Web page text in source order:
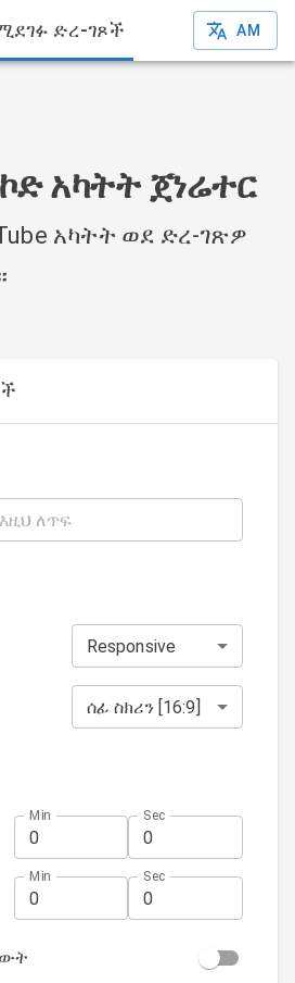
ድረ-ገጾች AM
ኮድ አካትት ጀነሬተር
አካትት ወደ ድረ-ገጽዎ
Responsive
ሰፊ ስክሪን [16:9]
Min Sec
Min Sec